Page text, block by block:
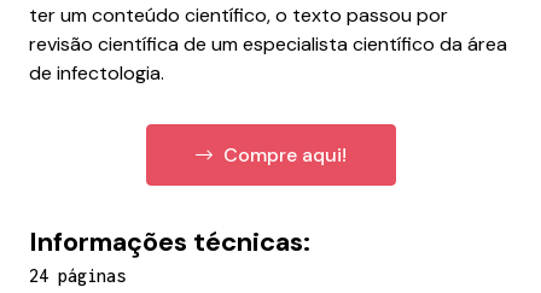
ter um conteúdo científico, o texto passou por
revisão científica de um especialista científico da área
de infectologia.
Compre aqui!
Informações técnicas:
24 páginas